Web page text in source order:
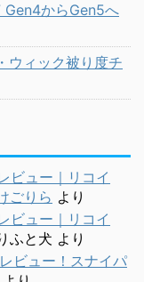
Gen4からGen5へ
ウィック被り度チ
ビュー｜リコイ
ごりら より
ビュー｜リコイ
ふと犬 より
ビュー！スナイパ